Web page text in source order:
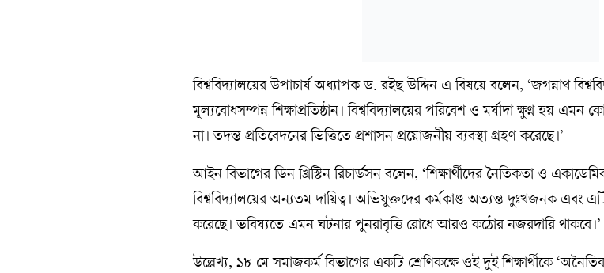
‎বিশ্ববিদ্যালয়ের উপাচার্য অধ্যাপক ড. রইছ উদ্দিন এ বিষয়ে বলেন, ‘জগন্নাথ
মূল্যবোধসম্পন্ন শিক্ষাপ্রতিষ্ঠান। বিশ্ববিদ্যালয়ের পরিবেশ ও মর্যাদা ক্ষুণ্ন হয়
না। তদন্ত প্রতিবেদনের ভিত্তিতে প্রশাসন প্রয়োজনীয় ব্যবস্থা গ্রহণ করেছে।’
‎আইন বিভাগের ডিন খ্রিস্টিন রিচার্ডসন বলেন, ‘শিক্ষার্থীদের নৈতিকতা ও
বিশ্ববিদ্যালয়ের অন্যতম দায়িত্ব। অভিযুক্তদের কর্মকাণ্ড অত্যন্ত দুঃখজনক এবং এটি
করেছে। ভবিষ্যতে এমন ঘটনার পুনরাবৃত্তি রোধে আরও কঠোর নজরদারি থাকবে।’
‎উল্লেখ্য, ১৮ মে সমাজকর্ম বিভাগের একটি শ্রেণিকক্ষে ওই দুই শিক্ষার্থীকে